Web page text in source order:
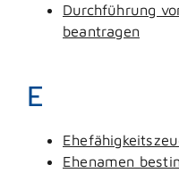
Durchführung
beantragen
E
Ehenamen